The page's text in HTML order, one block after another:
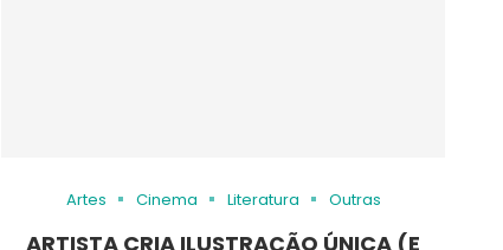
Artes Cinema Literatura Outras
ARTISTA CRIA ILUSTRAÇÃO ÚNICA (E